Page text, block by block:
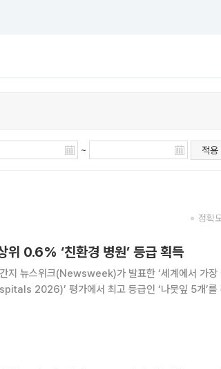
~ 적용
정확
위 0.6% ‘친환경 병원’ 등급 획득
지 뉴스위크(Newsweek)가 발표한 ‘세계에서 가장
2026)’ 평가에서 최고 등급인 ‘나뭇잎 5개’를
천 등을